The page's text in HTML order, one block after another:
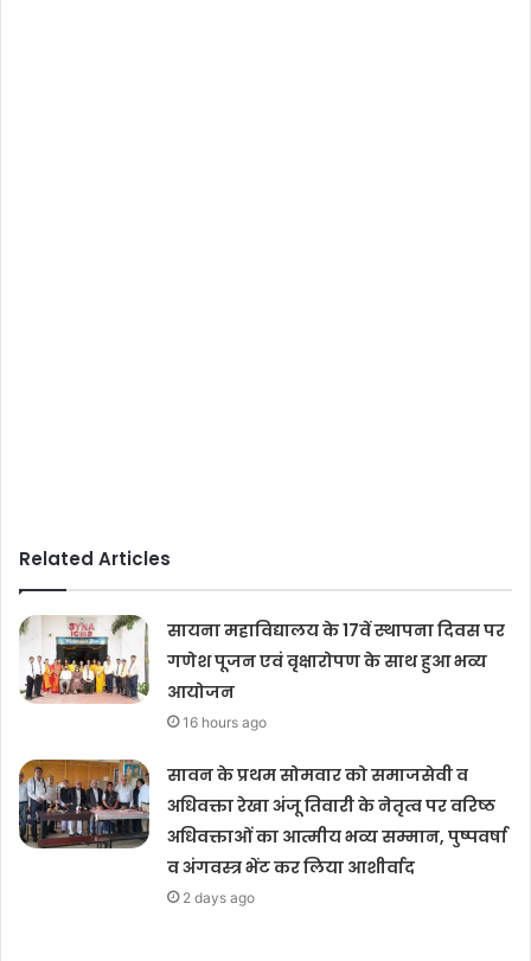
Related Articles
सायना महाविद्यालय के 17वें स्थापना दिवस पर
गणेश पूजन एवं वृक्षारोपण के साथ हुआ भव्य
आयोजन
16 hours ago
सावन के प्रथम सोमवार को समाजसेवी व
अधिवक्ता रेखा अंजू तिवारी के नेतृत्व पर वरिष्ठ
अधिवक्ताओं का आत्मीय भव्य सम्मान, पुष्पवर्षा
व अंगवस्त्र भेंट कर लिया आशीर्वाद
2 days ago